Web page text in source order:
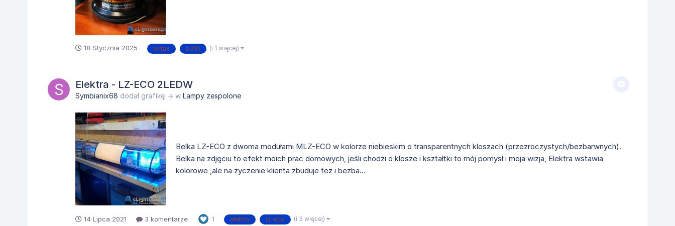
18 Stycznia 2025 britax b310 (i 1 więcej)
Elektra - LZ-ECO 2LEDW
Symbianix68 dodał grafikę → w Lampy zespolone
Belka LZ-ECO z dwoma modułami MLZ-ECO w kolorze niebieskim o transparentnych kloszach (przezroczystych/bezbarwnych).
Belka na zdjęciu to efekt moich prac domowych, jeśli chodzi o klosze i kształtki to mój pomysł i moja wizja, Elektra wstawia
kolorowe ,ale na życzenie klienta zbuduje też i bezba...
14 Lipca 2021 3 komentarze 1 elektra lz-eco (i 3 więcej)